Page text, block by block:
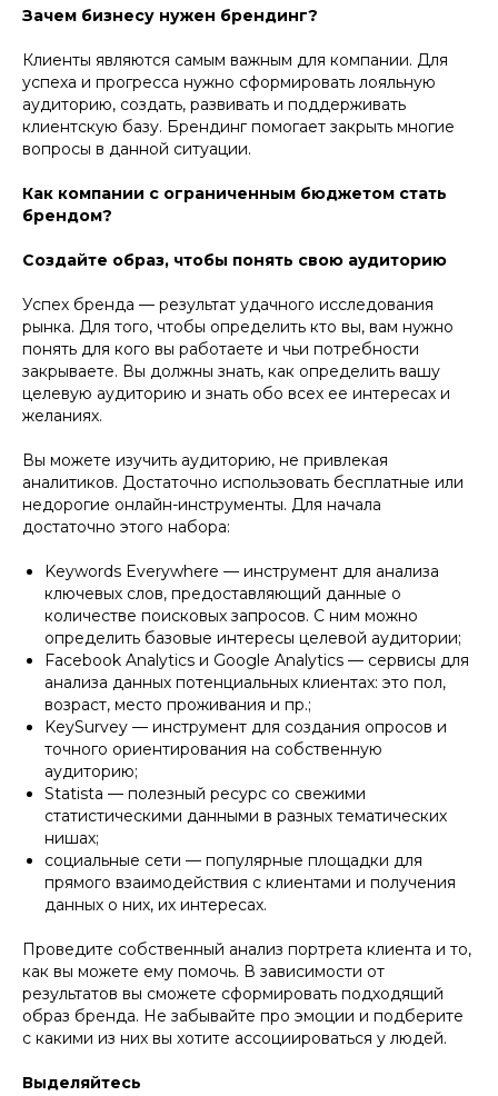
Зачем бизнесу нужен брендинг?
Клиенты являются самым важным для компании. Для
успеха и прогресса нужно сформировать лояльную
аудиторию, создать, развивать и поддерживать
клиентскую базу. Брендинг помогает закрыть многие
вопросы в данной ситуации.
Как компании с ограниченным бюджетом стать
брендом?
Создайте образ, чтобы понять свою аудиторию
Успех бренда — результат удачного исследования
рынка. Для того, чтобы определить кто вы, вам нужно
понять для кого вы работаете и чьи потребности
закрываете. Вы должны знать, как определить вашу
целевую аудиторию и знать обо всех ее интересах и
желаниях.
Вы можете изучить аудиторию, не привлекая
аналитиков. Достаточно использовать бесплатные или
недорогие онлайн-инструменты. Для начала
достаточно этого набора:
Keywords Everywhere — инструмент для анализа
ключевых слов, предоставляющий данные о
количестве поисковых запросов. С ним можно
определить базовые интересы целевой аудитории;
Facebook Analytics и Google Analytics — сервисы для
анализа данных потенциальных клиентах: это пол,
возраст, место проживания и пр.;
KeySurvey — инструмент для создания опросов и
точного ориентирования на собственную
аудиторию;
Statista — полезный ресурс со свежими
статистическими данными в разных тематических
нишах;
социальные сети — популярные площадки для
прямого взаимодействия с клиентами и получения
данных о них, их интересах.
Проведите собственный анализ портрета клиента и то,
как вы можете ему помочь. В зависимости от
результатов вы сможете сформировать подходящий
образ бренда. Не забывайте про эмоции и подберите
с какими из них вы хотите ассоциироваться у людей.
Выделяйтесь